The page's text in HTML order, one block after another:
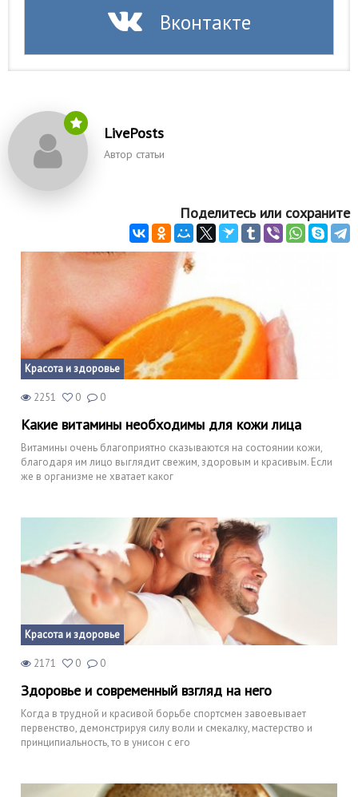
Вконтакте
LivePosts
Автор статьи
Поделитесь или сохраните
Красота и здоровье
2251 0 0
Какие витамины необходимы для кожи лица
Витамины очень благоприятно сказываются на состоянии кожи,
благодаря им лицо выглядит свежим, здоровым и красивым. Если
же в организме не хватает каког
Красота и здоровье
2171 0 0
Здоровье и современный взгляд на него
Когда в трудной и красивой борьбе спортсмен завоевывает
первенство, демонстрируя силу воли и смекалку, мастерство и
принципиальность, то в унисон с его